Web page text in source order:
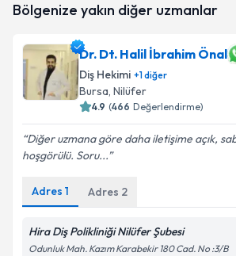
Bölgenize yakın diğer uzmanlar
Dr. Dt. Halil İbrahim Önal
Diş Hekimi +1diğer
Bursa, Nilüfer
4.9 (466 Değerlendirme)
Diğer uzmana göre daha iletişime açık,
hoşgörülü. Soru...
Adres 1 Adres 2
Hira Diş Polikliniği Nilüfer Şubesi
Odunluk Mah. Kazım Karabekir 180 Cad. No :3/B